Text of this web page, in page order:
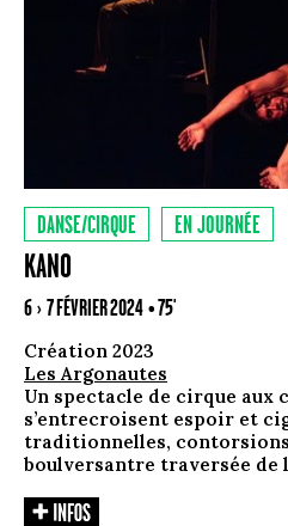
DANSE/CIRQUE EN JOURNÉE
KANO
6 › 7 FÉVRIER 2024 • 75'
Création 2023
Les Argonautes
Un spectacle de cirque aux
s’entrecroisent espoir et
traditionnelles,
boulversantre traversée de